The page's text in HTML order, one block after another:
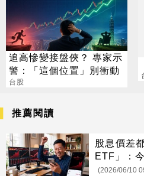
追高慘變接盤俠？ 專家示
警：「這個位置」別衝動
台股
推薦閱讀
股息價差
ETF」：
(2026/06/10